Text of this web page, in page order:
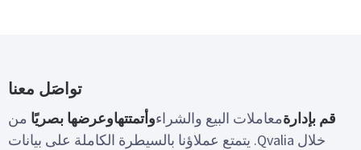
تواصَل معنا
قم بإدارة معاملات البيع والشراءوأتمتتهاوعرضها بصريًامن
خلال Qvalia. يتمتع عملاؤنا بالسيطرة الكاملة على بيانات